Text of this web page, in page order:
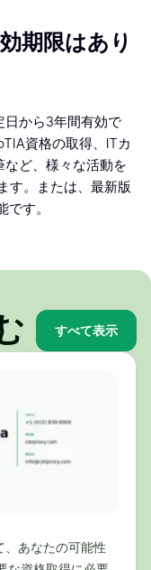
期限はあり
から3年間有効で
資格の取得、ITカ
など、様々な活動を
す。または、最新版
す。
すべて表示
、あなたの可能性